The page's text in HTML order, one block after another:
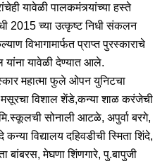
यावेळी पालकमंत्र्यांच्या हस्ते
2015 च्या उत्कृष्ट निधी संकलन
विभागामार्फत प्राप्त पुरस्काराचे
यांना यावेळी देण्यात आले.
महात्मा फुले ओपन युनिटचा
मसूरचा विशाल शेंडे,कन्या शाळ करंजेची
मि.स्कूलची सोनाली आटळे, अपुर्वा बरगे,
विद्यालय दहिवडीची स्मिता शिंदे,
बांबरस, मेघणा शिंणगारे, पु.बापुजी